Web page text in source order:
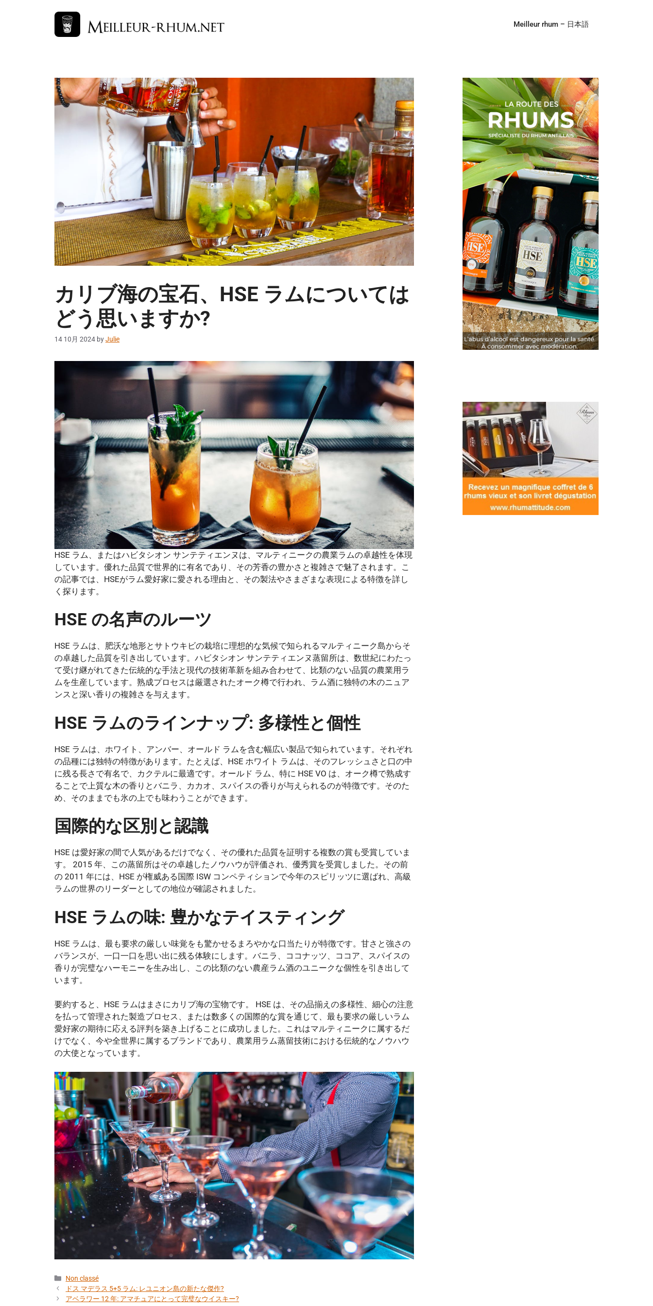
Meilleur rhum – 日本語
カリブ海の宝石、HSE ラムについては
どう思いますか?
14 10月 2024 byJulie
HSE ラム、またはハビタシオン サンテティエンヌは、マルティニークの農業ラムの卓越性を体現
しています。優れた品質で世界的に有名であり、その芳香の豊かさと複雑さで魅了されます。こ
の記事では、HSEがラム愛好家に愛される理由と、その製法やさまざまな表現による特徴を詳し
く探ります。
HSE の名声のルーツ
HSE ラムは、肥沃な地形とサトウキビの栽培に理想的な気候で知られるマルティニーク島からそ
の卓越した品質を引き出しています。ハビタシオン サンテティエンヌ蒸留所は、数世紀にわたっ
て受け継がれてきた伝統的な手法と現代の技術革新を組み合わせて、比類のない品質の農業用ラ
ムを生産しています。熟成プロセスは厳選されたオーク樽で行われ、ラム酒に独特の木のニュア
ンスと深い香りの複雑さを与えます。
HSE ラムのラインナップ: 多様性と個性
HSE ラムは、ホワイト、アンバー、オールド ラムを含む幅広い製品で知られています。それぞれ
の品種には独特の特徴があります。たとえば、HSE ホワイト ラムは、そのフレッシュさと口の中
に残る長さで有名で、カクテルに最適です。オールド ラム、特に HSE VO は、オーク樽で熟成す
ることで上質な木の香りとバニラ、カカオ、スパイスの香りが与えられるのが特徴です。そのた
め、そのままでも氷の上でも味わうことができます。
国際的な区別と認識
HSE は愛好家の間で人気があるだけでなく、その優れた品質を証明する複数の賞も受賞していま
す。 2015 年、この蒸留所はその卓越したノウハウが評価され、優秀賞を受賞しました。その前
の 2011 年には、HSE が権威ある国際 ISW コンペティションで今年のスピリッツに選ばれ、高級
ラムの世界のリーダーとしての地位が確認されました。
HSE ラムの味: 豊かなテイスティング
HSE ラムは、最も要求の厳しい味覚をも驚かせるまろやかな口当たりが特徴です。甘さと強さの
バランスが、一口一口を思い出に残る体験にします。バニラ、ココナッツ、ココア、スパイスの
香りが完璧なハーモニーを生み出し、この比類のない農産ラム酒のユニークな個性を引き出して
います。
要約すると、HSE ラムはまさにカリブ海の宝物です。 HSE は、その品揃えの多様性、細心の注意
を払って管理された製造プロセス、または数多くの国際的な賞を通じて、最も要求の厳しいラム
愛好家の期待に応える評判を築き上げることに成功しました。これはマルティニークに属するだ
けでなく、今や全世界に属するブランドであり、農業用ラム蒸留技術における伝統的なノウハウ
の大使となっています。
カ
テ
ゴ
Non classé
ドス マデラス 5+5 ラム: レユニオン島の新たな傑作?
アベラワー 12 年: アマチュアにとって完璧なウイスキー?